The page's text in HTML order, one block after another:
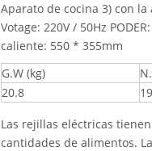
Aparato de cocina 3) con la
Votage: 220V / 50Hz
caliente: 550 * 355mm
G.W (kg)
20.8
Las rejillas eléctricas
cantidades de alimentos.